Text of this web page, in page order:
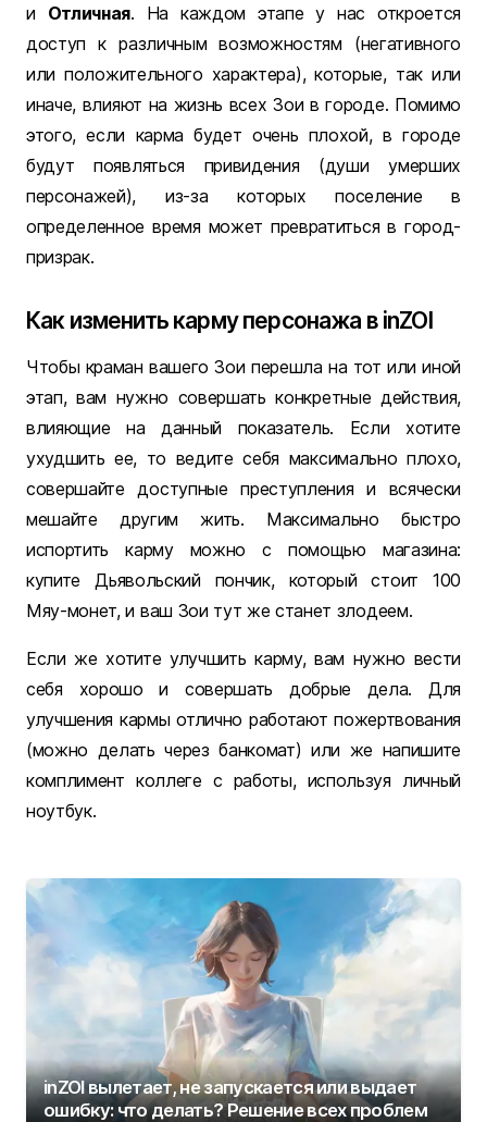
и Отличная. На каждом этапе у нас откроется
доступ к различным возможностям (негативного
или положительного характера), которые, так или
иначе, влияют на жизнь всех Зои в городе. Помимо
этого, если карма будет очень плохой, в городе
будут появляться привидения (души умерших
персонажей), из-за которых поселение в
определенное время может превратиться в город-
призрак.
Как изменить карму персонажа в inZOI
Чтобы краман вашего Зои перешла на тот или иной
этап, вам нужно совершать конкретные действия,
влияющие на данный показатель. Если хотите
ухудшить ее, то ведите себя максимально плохо,
совершайте доступные преступления и всячески
мешайте другим жить. Максимально быстро
испортить карму можно с помощью магазина:
купите Дьявольский пончик, который стоит 100
Мяу-монет, и ваш Зои тут же станет злодеем.
Если же хотите улучшить карму, вам нужно вести
себя хорошо и совершать добрые дела. Для
улучшения кармы отлично работают пожертвования
(можно делать через банкомат) или же напишите
комплимент коллеге с работы, используя личный
ноутбук.
inZOI вылетает, не запускается или выдает
ошибку: что делать? Решение всех проблем